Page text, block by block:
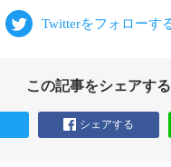
この記事をシェアする
シェアする